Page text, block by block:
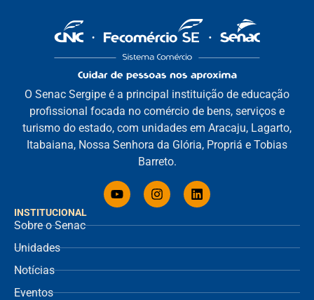
INSTITUCIONAL
Sobre o Senac
Unidades
Notícias
Eventos
O Senac Sergipe é a principal instituição de educação
profissional focada no comércio de bens, serviços e
turismo do estado, com unidades em Aracaju, Lagarto,
Itabaiana, Nossa Senhora da Glória, Propriá e Tobias
Barreto.